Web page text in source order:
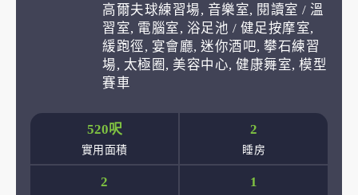
高爾夫球練習場, 音樂室, 閱讀室 / 溫
習室, 電腦室, 浴足池 / 健足按摩室,
緩跑徑, 宴會廳, 迷你酒吧, 攀石練習
場, 太極圈, 美容中心, 健康舞室, 模型
賽車
520呎
實用面積
2
睡房
2 1